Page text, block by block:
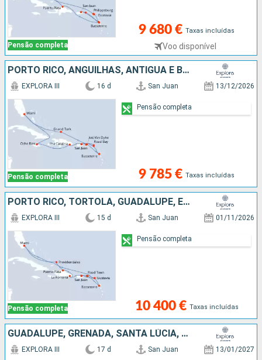
Pensão completa
9 680 € Taxas incluídas
Voo disponível
PORTO RICO, ANGUILHAS, ANTÍGUA E BARBUDA, GUADALUPE, ILHAS TURCAS E CAICOS, ESTADOS UNIDOS, JAMAICA, REPÚBLICA DOMINICANA, JOST VAN DYKE, SÃO MARTINHO
Pensão completa
EXPLORA III 16 d San Juan 13/12/2026
9 785 € Taxas incluídas
Pensão completa
PORTO RICO, TORTOLA, GUADALUPE, ESTADOS UNIDOS, FRANÇA, REPÚBLICA DOMINICANA, JOST VAN DYKE
Pensão completa
EXPLORA III 15 d San Juan 01/11/2026
10 400 € Taxas incluídas
Pensão completa
GUADALUPE, GRENADA, SANTA LÚCIA, REPÚBLICA DOMINICANA, ESTADOS UNIDOS, ANGUILHAS, MARTINICA, SÃO MARTINHO, PORTO RICO
EXPLORA III 17 d San Juan 13/01/2027